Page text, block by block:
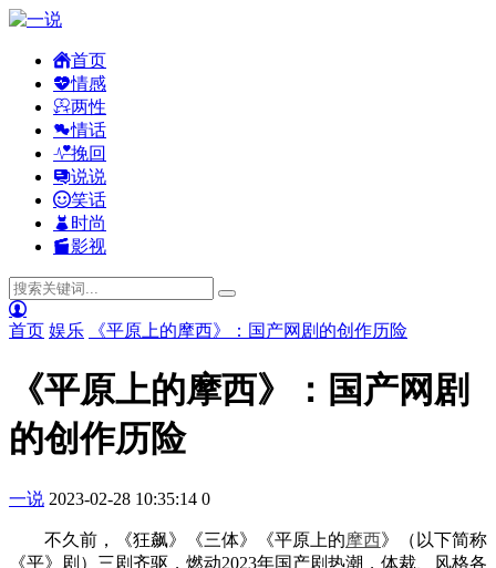
首页
情感
两性
情话
挽回
说说
笑话
时尚
影视
首页 娱乐 《平原上的摩西》：国产网剧的创作历险
《平原上的摩西》：国产网剧
的创作历险
一说 2023-02-28 10:35:14 0
不久前，《狂飙》《三体》《平原上的摩西》（以下简称
《平》剧）三剧齐驱，燃动2023年国产剧热潮，体裁、风格各